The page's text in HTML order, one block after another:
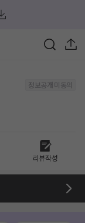
정보공개 미동의
리뷰작성